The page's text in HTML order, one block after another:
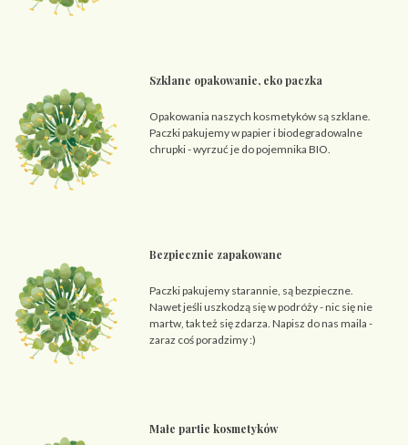
Szklane opakowanie, eko paczka
Opakowania naszych kosmetyków są szklane.
Paczki pakujemy w papier i biodegradowalne
chrupki - wyrzuć je do pojemnika BIO.
Bezpiecznie zapakowane
Paczki pakujemy starannie, są bezpieczne.
Nawet jeśli uszkodzą się w podróży - nic się nie
martw, tak też się zdarza. Napisz do nas maila -
zaraz coś poradzimy :)
Małe partie kosmetyków